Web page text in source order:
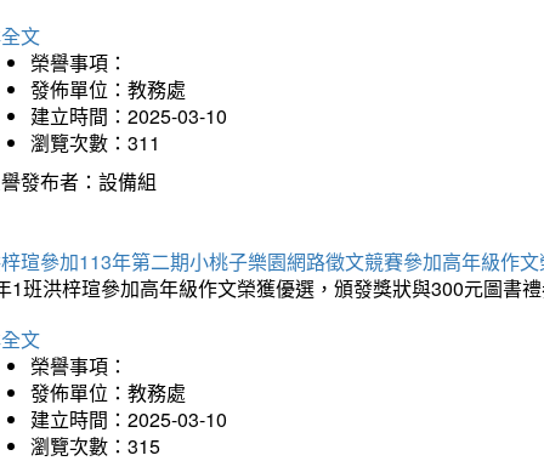
文
榮譽事項：
發佈單位：教務處
建立時間：2025-03-10
瀏覽次數：311
發布者：設備組
瑄參加113年第二期小桃子樂園網路徵文競賽參加高年級作
1班洪梓瑄參加高年級作文榮獲優選，頒發獎狀與300元圖書
文
榮譽事項：
發佈單位：教務處
建立時間：2025-03-10
瀏覽次數：315